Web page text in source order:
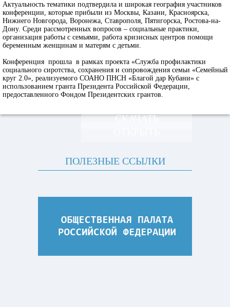
Актуальность тематики подтвердила и широкая география участников
конференции, которые прибыли из Москвы, Казани, Красноярска,
Нижнего Новгорода, Воронежа, Ставрополя, Пятигорска, Ростова-на-
Дону. Среди рассмотренных вопросов – социальные практики,
организация работы с семьями, работа кризисных центров помощи
беременным женщинам и матерям с детьми.
Конференция прошла в рамках проекта «Служба профилактики
социального сиротства, сохранения и сопровождения семьи «Семейный
круг 2.0», реализуемого СОАНО ПНСН «Благой дар Кубани» с
использованием гранта Президента Российской Федерации,
предоставленного Фондом Президентских грантов.
СКАЧАТЬ
ПОЛЕЗНЫЕ ССЫЛКИ